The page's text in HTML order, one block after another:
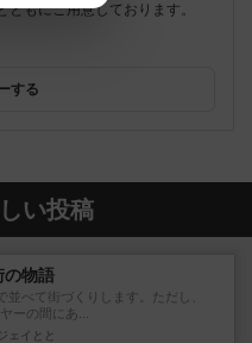
もにご用意しております。
する
い投稿
の物語
並べて街づくりします。ただし、
ーの間にあ...
ェイとと